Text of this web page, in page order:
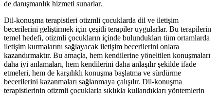
de danışmanlık hizmeti sunarlar.
Dil-konuşma terapistleri otizmli çocuklarda dil ve iletişim
becerilerini geliştirmek için çeşitli terapiler uygularlar. Bu terapilerin
temel hedefi, otizmli çocukların içinde bulundukları tüm ortamlarda
iletişim kurmalarını sağlayacak iletişim becerilerini onlara
kazandırmaktır. Bu amaçla, hem kendilerine yöneltilen konuşmaları
daha iyi anlamaları, hem kendilerini daha anlaşılır şekilde ifade
etmeleri, hem de karşılıklı konuşma başlatma ve sürdürme
becerilerini kazanmaları sağlanmaya çalışılır. Dil-konuşma
terapistlerinin otizmli çocuklarla sıklıkla kullandıkları yöntemlerin